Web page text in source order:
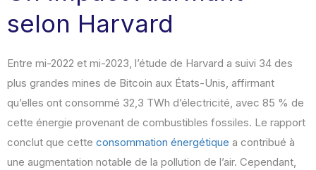
selon Harvard
Entre mi-2022 et mi-2023, l’étude de Harvard a suivi 34 des
plus grandes mines de Bitcoin aux États-Unis, affirmant
qu’elles ont consommé 32,3 TWh d’électricité, avec 85 % de
cette énergie provenant de combustibles fossiles. Le rapport
conclut que cette consommation énergétique a contribué à
une augmentation notable de la pollution de l’air. Cependant,